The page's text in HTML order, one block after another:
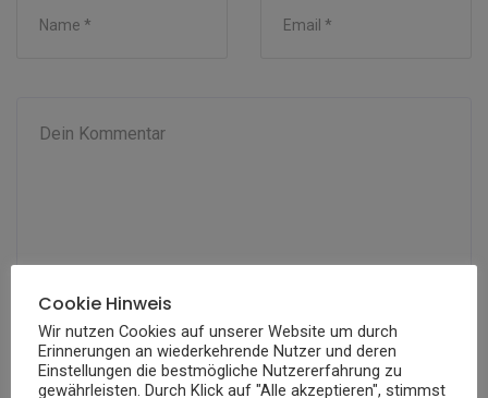
Cookie Hinweis
Wir nutzen Cookies auf unserer Website um durch
Erinnerungen an wiederkehrende Nutzer und deren
Einstellungen die bestmögliche Nutzererfahrung zu
gewährleisten. Durch Klick auf "Alle akzeptieren", stimmst